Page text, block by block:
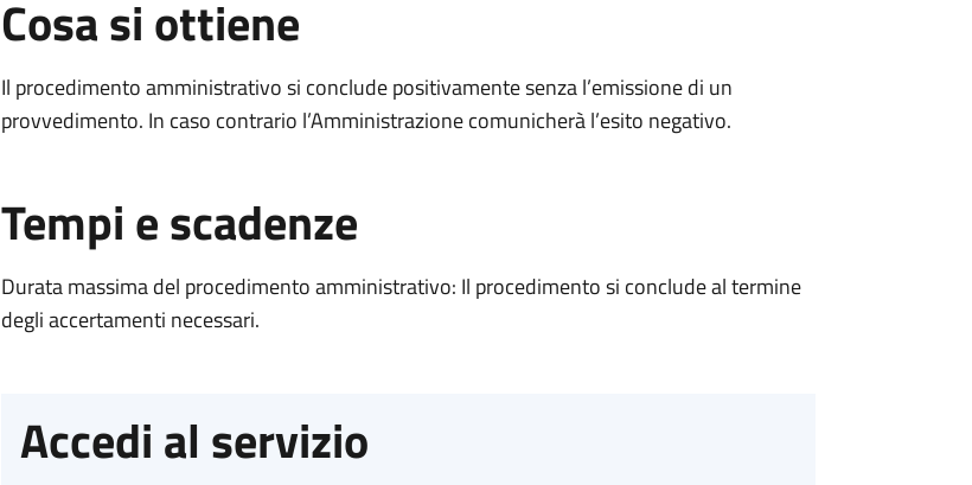
Cosa si ottiene
Il procedimento amministrativo si conclude positivamente senza l’emissione di un
provvedimento. In caso contrario l’Amministrazione comunicherà l’esito negativo.
Tempi e scadenze
Durata massima del procedimento amministrativo: Il procedimento si conclude al termine
degli accertamenti necessari.
Accedi al servizio